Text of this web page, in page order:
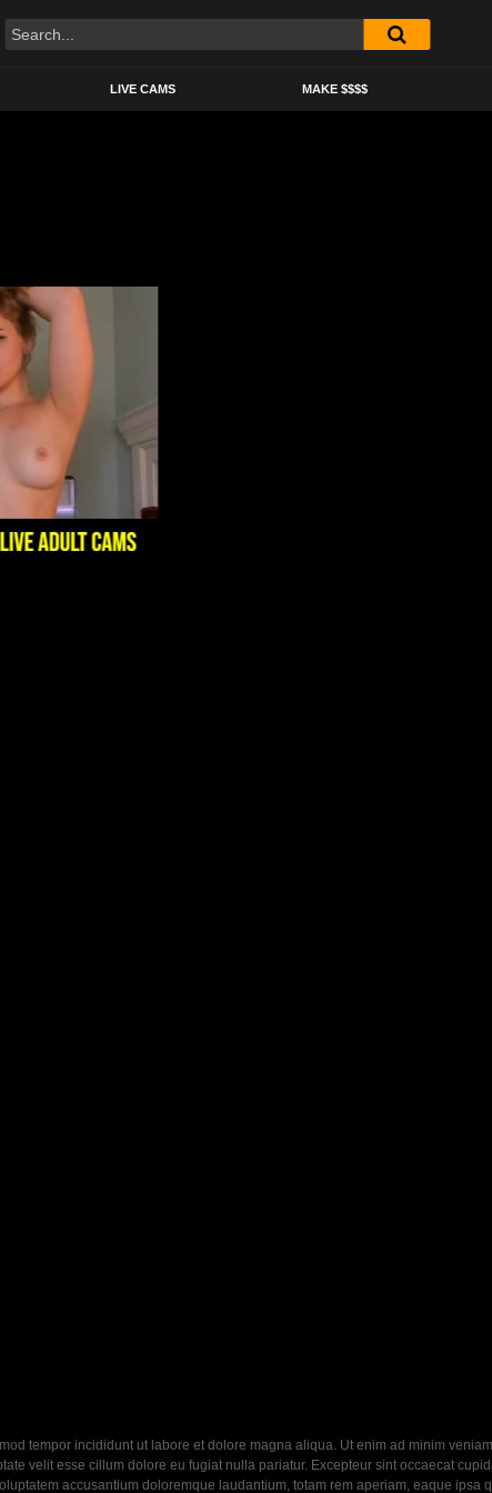
LIVE CAMS MAKE $$$$
tempor incididunt ut labore et dolore magna aliqua. Ut enim ad minim
velit esse cillum dolore eu fugiat nulla pariatur. Excepteur sint occaecat
accusantium doloremque laudantium, totam rem aperiam, eaque